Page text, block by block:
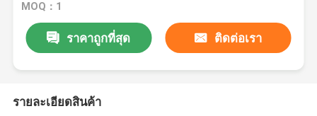
MOQ：1
ราคาถูกที่สุด ติดต่อเรา
รายละเอียดสินค้า